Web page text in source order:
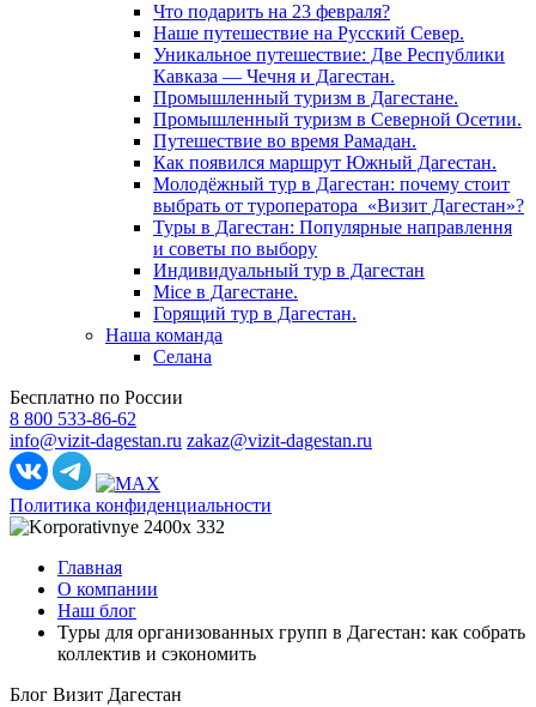
Что подарить на 23 февраля?
Наше путешествие на Русский Север.
Уникальное путешествие: Две Республики
Кавказа — Чечня и Дагестан.
Промышленный туризм в Дагестане.
Промышленный туризм в Северной Осетии.
Путешествие во время Рамадан.
Как появился маршрут Южный Дагестан.
Молодёжный тур в Дагестан: почему стоит
выбрать от туроператора «Визит Дагестан»?
Туры в Дагестан: Популярные направлення
и советы по выбору
Индивидуальный тур в Дагестан
Mice в Дагестане.
Горящий тур в Дагестан.
Наша команда
Селана
Бесплатно по России
8 800 533-86-62
info@vizit-dagestan.ru zakaz@vizit-dagestan.ru
Политика конфиденциальности
Главная
О компании
Наш блог
Туры для организованных групп в Дагестан: как собрать
коллектив и сэкономить
Блог Визит Дагестан